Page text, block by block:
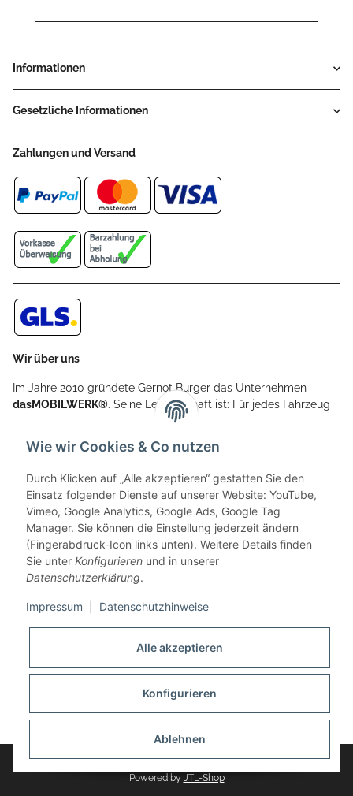
Informationen
Gesetzliche Informationen
Zahlungen und Versand
Wir über uns
Im Jahre 2010 gründete Gernot Burger das Unternehmen
dasMOBILWERK®. Seine Leidenschaft ist: Für jedes Fahrzeug
ein Car Cover anzubieten - passgenau und individuell.
weitere Produkte, wie Reifenschuhe, Hardtopständer hinzu.
sind mit hochwertigen Techniken und Materialien gefertigt.
dasMOBILWERK® ist seit der Gründung ein
Familienunternehmen, welches sich seit 2010 auf
Wachstumskurs befindet. Hier haben Sie zu den üblichen
Geschäftszeiten immer einen persönlichen Ansprechpartner,
sofern Sie Fragen rund um die Produkte von dasMOBILWERK
* Alle Preise inkl. gesetzlicher USt., zzgl.Versand
Powered by JTL-Shop
Wie wir Cookies & Co nutzen
Durch Klicken auf „Alle akzeptieren“ gestatten Sie den
Einsatz folgender Dienste auf unserer Website: YouTube,
Vimeo, Google Analytics, Google Ads, Google Tag
Manager. Sie können die Einstellung jederzeit ändern
(Fingerabdruck-Icon links unten). Weitere Details finden
Sie unter Konfigurieren und in unserer
Datenschutzerklärung.
Impressum Datenschutzhinweise
Alle akzeptieren
Konfigurieren
Ablehnen